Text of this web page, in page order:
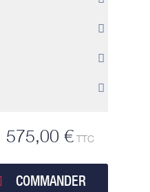
575,00 €TTC
COMMANDER